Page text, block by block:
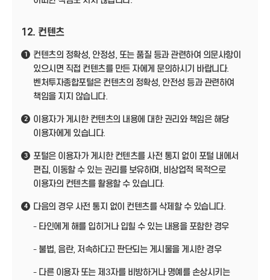
12. 컨텐츠
1
컨텐츠의 정확성, 안정성, 또는 품질 등과 관련하여 의문사항이
있으시면 직접 컨텐츠를 만든 자에게 문의하시기 바랍니다.
벤처투자종합포털은 컨텐츠의 정확성, 안전성 등과 관련하여
책임을 지지 않습니다.
2
이용자가 게시한 컨텐츠의 내용에 대한 권리와 책임은 해당
이용자에게 있습니다.
3
포털은 이용자가 게시한 컨텐츠를 사전 통지 없이 포털 내에서
편집, 이동할 수 있는 권리를 보유하며, 비상업적 목적으로
이용자의 컨텐츠를 활용할 수 있습니다.
4
다음의 경우 사전 통지 없이 컨텐츠를 삭제할 수 있습니다.
- 타인에게 해를 입히거나 입힐 수 있는 내용을 포함한 경우
- 불법, 음란, 저속하다고 판단되는 게시물을 게시한 경우
- 다른 이용자 또는 제3자를 비방하거나 명예를 손상시키는